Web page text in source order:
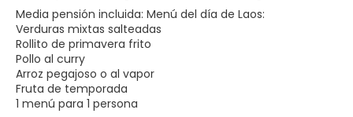
Media pensión incluida: Menú del día de Laos:
Verduras mixtas salteadas
Rollito de primavera frito
Pollo al curry
Arroz pegajoso o al vapor
Fruta de temporada
1 menú para 1 persona